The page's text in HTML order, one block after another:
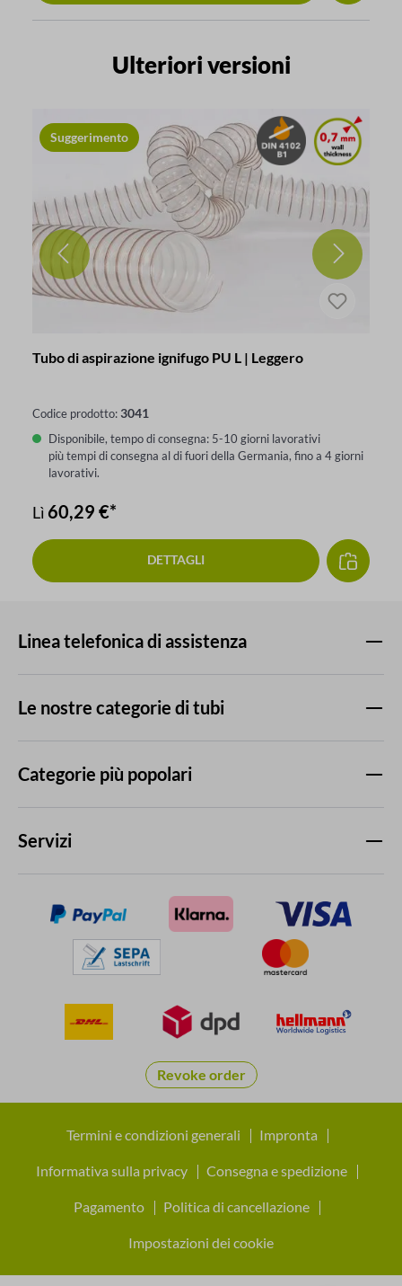
Ulteriori versioni
Suggerimento
Tubo di aspirazione ignifugo PU L | Leggero
Codice prodotto:3041
Disponibile, tempo di consegna: 5-10 giorni lavorativi
più tempi di consegna al di fuori della Germania, fino a 4 giorni
lavorativi.
Lì 60,29 €*
DETTAGLI
Linea telefonica di assistenza
Le nostre categorie di tubi
Categorie più popolari
Servizi
Revoke order
Termini e condizioni generali Impronta
Informativa sulla privacy Consegna e spedizione
Pagamento Politica di cancellazione
Impostazioni dei cookie